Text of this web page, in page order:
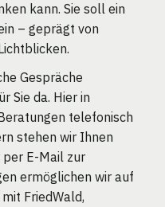
kann. Sie soll ein
– geprägt von
Gespräche
Sie da. Hier in
telefonisch
stehen wir Ihnen
E-Mail zur
ermöglichen wir auf
FriedWald,